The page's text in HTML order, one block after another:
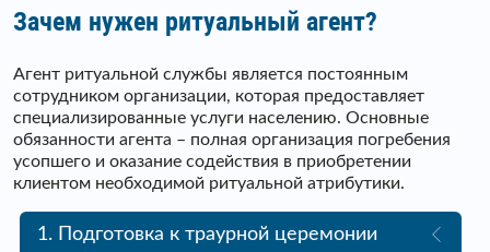
Зачем нужен ритуальный агент?
Агент ритуальной службы является постоянным
сотрудником организации, которая предоставляет
специализированные услуги населению. Основные
обязанности агента – полная организация погребения
усопшего и оказание содействия в приобретении
клиентом необходимой ритуальной атрибутики.
1. Подготовка к траурной церемонии